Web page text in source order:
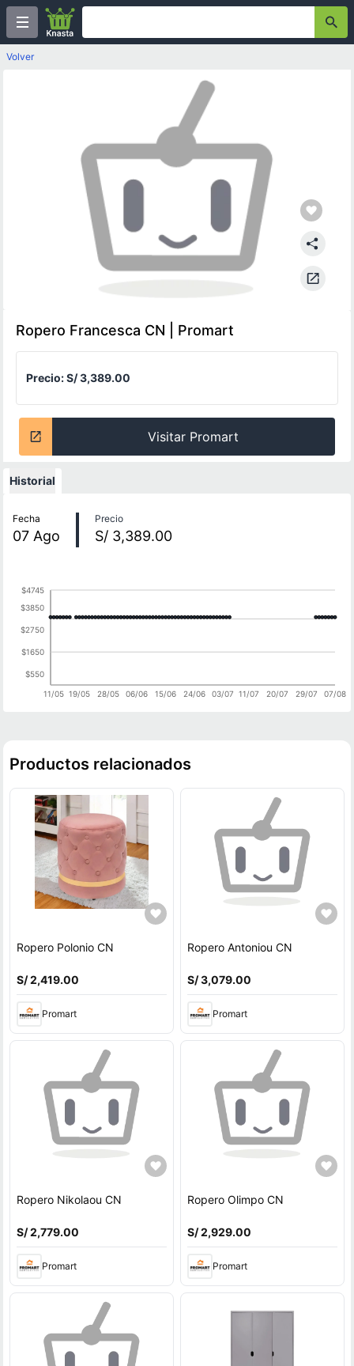
Volver
Ropero Francesca CN | Promart
Precio:S/ 3,389.00
Visitar Promart
Historial
Fecha
07 Ago
Precio
S/ 3,389.00
11/05 19/05 28/05 06/06 15/06 24/06 03/07 11/07 20/07 29/07 07/08
$550
$1650
$2750
$3850
$4745
Productos relacionados
Ropero Polonio CN
S/ 2,419.00
Promart
Ropero Antoniou CN
S/ 3,079.00
Promart
Ropero Nikolaou CN
S/ 2,779.00
Promart
Ropero Olimpo CN
S/ 2,929.00
Promart